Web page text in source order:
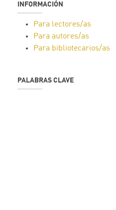
INFORMACIÓN
Para lectores/as
Para autores/as
Para bibliotecarios/as
PALABRAS CLAVE